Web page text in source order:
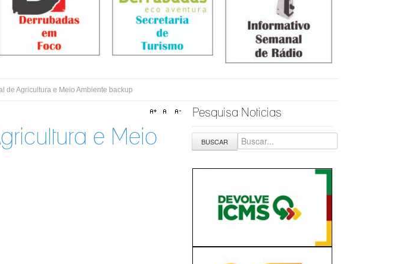
de Agricultura e Meio Ambiente backup
e Meio
Pesquisa Noticias
BUSCAR